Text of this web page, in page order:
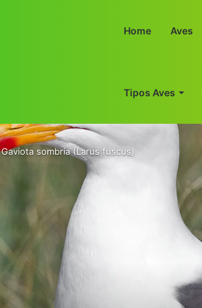
Home Aves
Tipos Aves
Gaviota sombría (Larus fuscus)